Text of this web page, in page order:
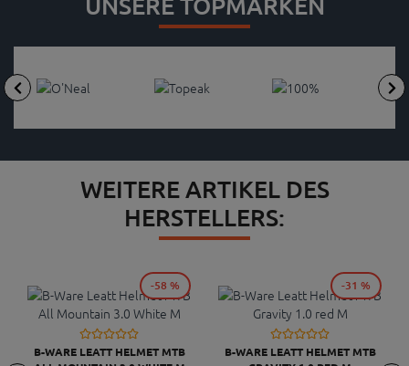
WEITERE ARTIKEL DES
HERSTELLERS:
B-WARE LEATT HELMET MTB
-58 %
B-WARE LEATT HELMET MTB
-31 %